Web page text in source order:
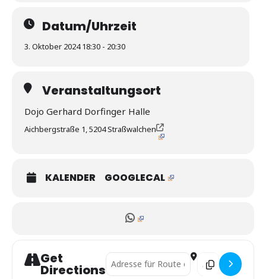
Datum/Uhrzeit
3. Oktober 2024 18:30 - 20:30
Veranstaltungsort
Dojo Gerhard Dorfinger Halle
Aichbergstraße 1, 5204 Straßwalchen
KALENDER GOOGLECAL
Get
Directions
Address - Salzburger Landesrandori []
Destination